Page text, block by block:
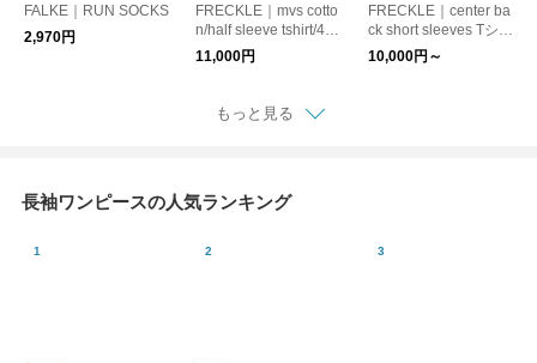
FALKE｜RUN SOCKS
2,970円
FRECKLE｜mvs cotto
n/half sleeve tshirt/4色
展開
11,000円
FRECKLE｜center ba
ck short sleeves Tシャ
ツ/6色3サイズ展開
10,000円～
もっと見る
長袖ワンピースの人気ランキング